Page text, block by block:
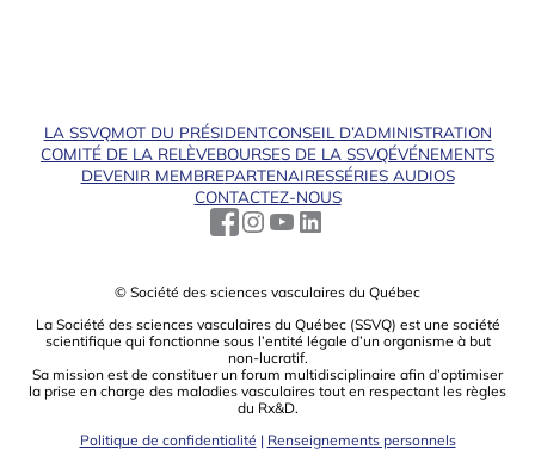
LA SSVQMOT DU PRÉSIDENTCONSEIL D’ADMINISTRATION
COMITÉ DE LA RELÈVEBOURSES DE LA SSVQÉVÉNEMENTS
DEVENIR MEMBREPARTENAIRESSÉRIES AUDIOS
CONTACTEZ-NOUS
© Société des sciences vasculaires du Québec
La Société des sciences vasculaires du Québec (SSVQ) est une société
scientiﬁque qui fonctionne sous l’entité légale d’un organisme à but
non-lucratif.
Sa mission est de constituer un forum multidisciplinaire aﬁn d’optimiser
la prise en charge des maladies vasculaires tout en respectant les règles
du Rx&D.
Politique de confidentialité | Renseignements personnels